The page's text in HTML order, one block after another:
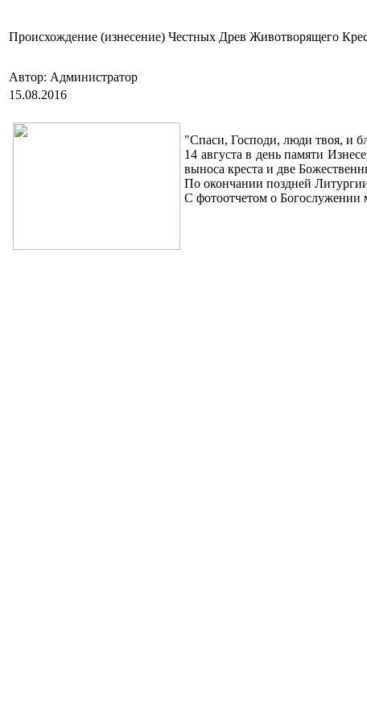
Происхождение (изнесение) Честных Древ Животворящего
Автор: Администратор
15.08.2016
"Спаси, Господи, люди твоя, и
14 августа в день памяти
выноса креста и две
По окончании поздней
С фотоотчетом о Богослужении